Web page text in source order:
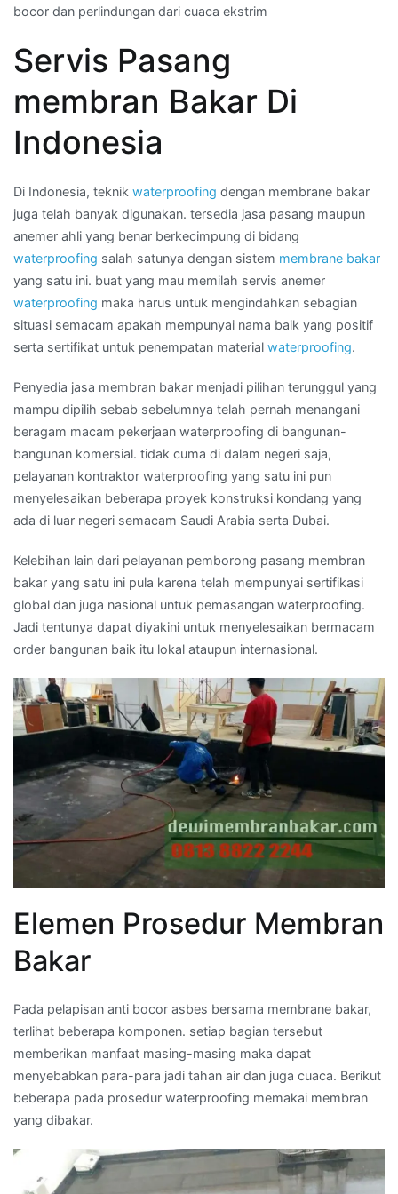
–
Kami
kontraktor
di
GROGOL
bocor dan perlindungan dari cuaca ekstrim
Servis Pasang
membran Bakar Di
Indonesia
Di Indonesia, teknik waterproofing dengan membrane bakar
juga telah banyak digunakan. tersedia jasa pasang maupun
anemer ahli yang benar berkecimpung di bidang
waterproofing salah satunya dengan sistem membrane bakar
yang satu ini. buat yang mau memilah servis anemer
waterproofing maka harus untuk mengindahkan sebagian
situasi semacam apakah mempunyai nama baik yang positif
serta sertifikat untuk penempatan material waterproofing.
Penyedia jasa membran bakar menjadi pilihan terunggul yang
mampu dipilih sebab sebelumnya telah pernah menangani
beragam macam pekerjaan waterproofing di bangunan-
bangunan komersial. tidak cuma di dalam negeri saja,
pelayanan kontraktor waterproofing yang satu ini pun
menyelesaikan beberapa proyek konstruksi kondang yang
ada di luar negeri semacam Saudi Arabia serta Dubai.
Kelebihan lain dari pelayanan pemborong pasang membran
bakar yang satu ini pula karena telah mempunyai sertifikasi
global dan juga nasional untuk pemasangan waterproofing.
Jadi tentunya dapat diyakini untuk menyelesaikan bermacam
order bangunan baik itu lokal ataupun internasional.
Elemen Prosedur Membran
Bakar
Pada pelapisan anti bocor asbes bersama membrane bakar,
terlihat beberapa komponen. setiap bagian tersebut
memberikan manfaat masing-masing maka dapat
menyebabkan para-para jadi tahan air dan juga cuaca. Berikut
beberapa pada prosedur waterproofing memakai membran
yang dibakar.